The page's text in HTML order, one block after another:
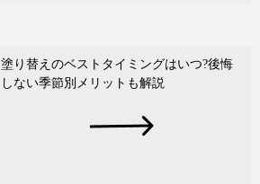
塗り替えのベストタイミングはいつ?後悔
しない季節別メリットも解説